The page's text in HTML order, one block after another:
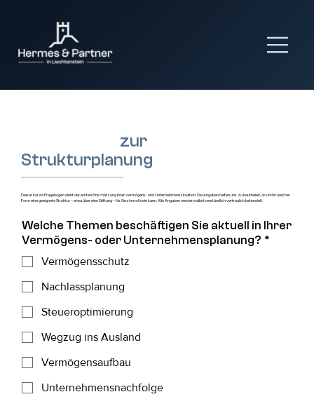
zur
Strukturplanung
Dieser kurze Fragebogen dient der ersten Einschätzung Ihrer Vermögens- und Unternehmenssituation. Die Angaben helfen uns zu beurteilen, ob und in welcher
Form eine geeignete Struktur – etwa über eine Stiftung – für Sie sinnvoll sein kann. Alle Angaben werden selbstverständlich vertraulich behandelt.
Welche Themen beschäftigen Sie aktuell in Ihrer
Vermögens- oder Unternehmensplanung? *
Vermögensschutz
Nachlassplanung
Steueroptimierung
Wegzug ins Ausland
Vermögensaufbau
Unternehmensnachfolge